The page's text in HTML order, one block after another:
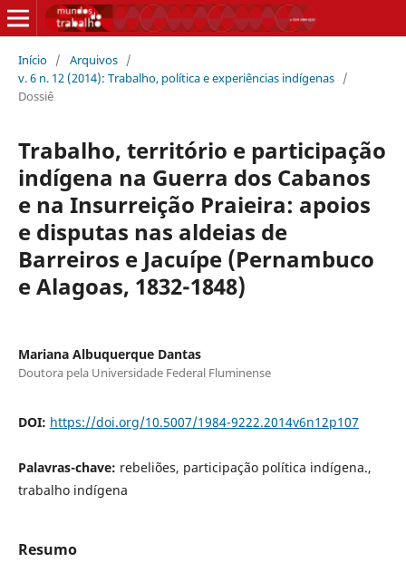
Início / Arquivos /
v. 6 n. 12 (2014): Trabalho, política e experiências indígenas /
Dossiê
Trabalho, território e participação
indígena na Guerra dos Cabanos
e na Insurreição Praieira: apoios
e disputas nas aldeias de
Barreiros e Jacuípe (Pernambuco
e Alagoas, 1832-1848)
Mariana Albuquerque Dantas
Doutora pela Universidade Federal Fluminense
DOI: https://doi.org/10.5007/1984-9222.2014v6n12p107
Palavras-chave: rebeliões, participação política indígena.,
trabalho indígena
Resumo